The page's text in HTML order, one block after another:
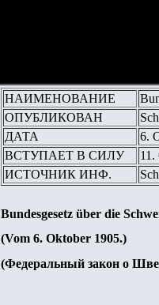
НАИМЕНОВАНИЕ
ОПУБЛИКОВАН
ДАТА
6.
ВСТУПАЕТ В СИЛУ
11.
ИСТОЧНИК ИНФ.
Bundesgesetz über die
(Vom 6. Oktober 1905.)
(Федеральный закон о